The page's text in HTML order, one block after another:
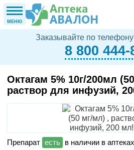
МЕНЮ
Заказывайте по
8 800 444-
Октагам 5% 10г/200мл
раствор для инфузий,
в наличии в